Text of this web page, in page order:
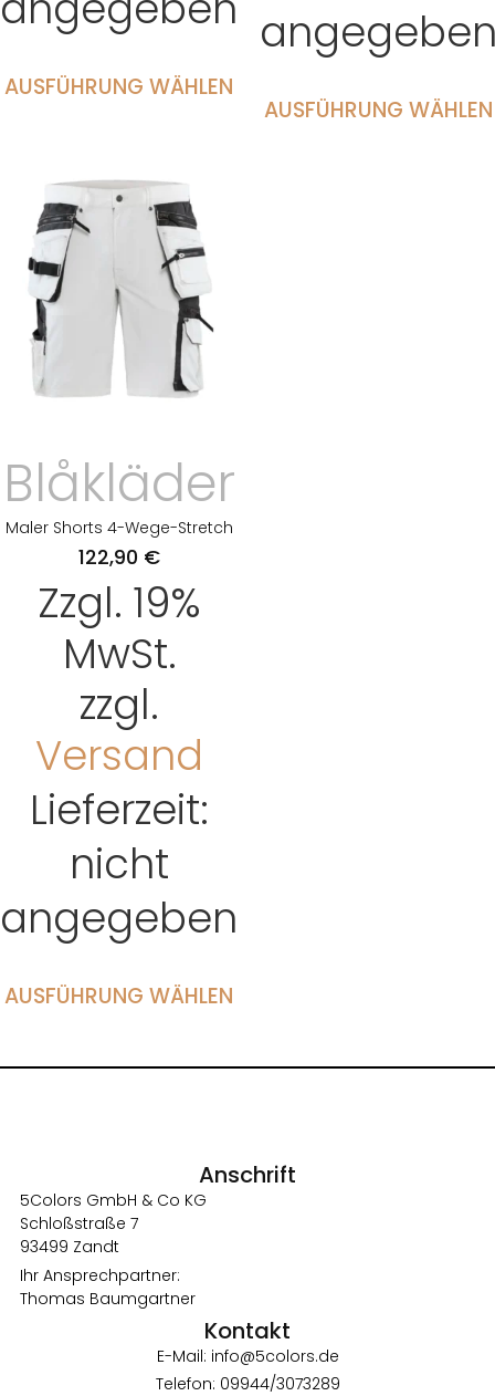
AUSFÜHRUNG WÄHLEN
AUSFÜHRUNG WÄHLEN
Blåkläder
Maler Shorts 4-Wege-Stretch
122,90 €
Zzgl. 19%
MwSt.
zzgl.
Versand
Lieferzeit:
nicht
angegeben
AUSFÜHRUNG WÄHLEN
Anschrift
5Colors GmbH & Co KG
Schloßstraße 7
93499 Zandt
Ihr Ansprechpartner:
Thomas Baumgartner
Kontakt
E-Mail: info@5colors.de
Telefon: 09944/3073289